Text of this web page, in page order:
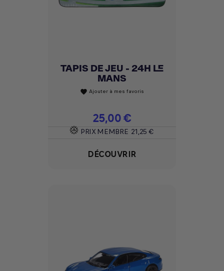
TAPIS DE JEU - 24H LE
MANS
favorite Ajouter à mes favoris
Prix
25,00 €
PRIX MEMBRE 21,25 €
DÉCOUVRIR